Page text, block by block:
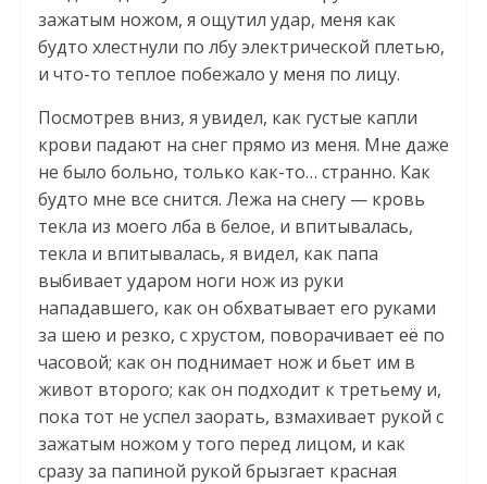
зажатым ножом, я ощутил удар, меня как
будто хлестнули по лбу электрической плетью,
и что-то теплое побежало у меня по лицу.
Посмотрев вниз, я увидел, как густые капли
крови падают на снег прямо из меня. Мне даже
не было больно, только как-то… странно. Как
будто мне все снится. Лежа на снегу — кровь
текла из моего лба в белое, и впитывалась,
текла и впитывалась, я видел, как папа
выбивает ударом ноги нож из руки
нападавшего, как он обхватывает его руками
за шею и резко, с хрустом, поворачивает её по
часовой; как он поднимает нож и бьет им в
живот второго; как он подходит к третьему и,
пока тот не успел заорать, взмахивает рукой с
зажатым ножом у того перед лицом, и как
сразу за папиной рукой брызгает красная